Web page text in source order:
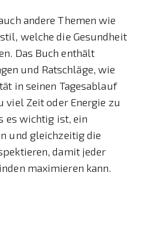
andere Themen wie
welche die Gesundheit
Das Buch enthält
und Ratschläge, wie
in seinen Tagesablauf
viel Zeit oder Energie zu
es wichtig ist, ein
und gleichzeitig die
damit jeder
maximieren kann.